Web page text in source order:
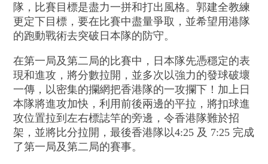
隊，比賽目標是盡力一拼和打出風格。郭建全教練
更定下目標，要在比賽中盡量爭取，並希望用港隊
的跑動戰術去突破日本隊的防守。
在第一局及第二局的比賽中，日本隊先憑穩定的表
現和進攻，將分數拉開，並多次以強力的發球破壞
一傳，以密集的攔網把香港隊的一攻攔下！加上日
本隊將進攻加快，利用前後兩邊的平拉，將扣球進
攻位置拉到左右標誌竿的旁邊，令香港隊難於招
架，並將比分拉開，最後香港隊以4:25 及 7:25 完成
了第一局及第二局的賽事。